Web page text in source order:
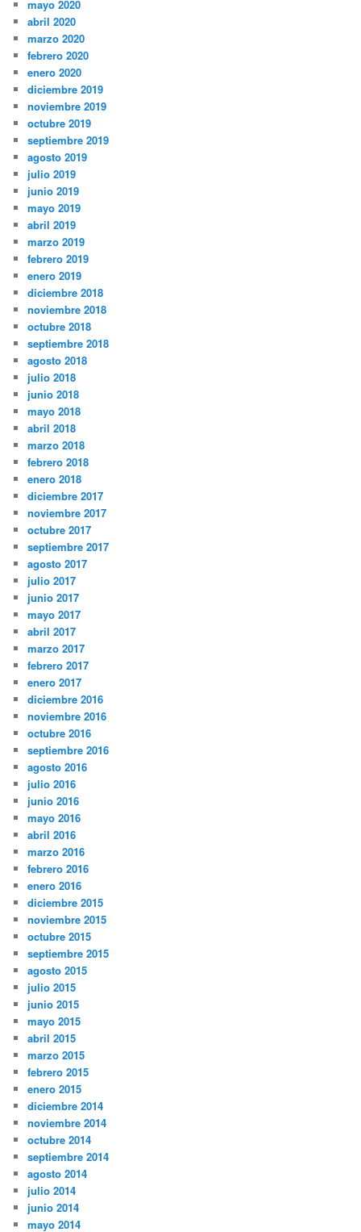
mayo 2020
abril 2020
marzo 2020
febrero 2020
enero 2020
diciembre 2019
noviembre 2019
octubre 2019
septiembre 2019
agosto 2019
julio 2019
junio 2019
mayo 2019
abril 2019
marzo 2019
febrero 2019
enero 2019
diciembre 2018
noviembre 2018
octubre 2018
septiembre 2018
agosto 2018
julio 2018
junio 2018
mayo 2018
abril 2018
marzo 2018
febrero 2018
enero 2018
diciembre 2017
noviembre 2017
octubre 2017
septiembre 2017
agosto 2017
julio 2017
junio 2017
mayo 2017
abril 2017
marzo 2017
febrero 2017
enero 2017
diciembre 2016
noviembre 2016
octubre 2016
septiembre 2016
agosto 2016
julio 2016
junio 2016
mayo 2016
abril 2016
marzo 2016
febrero 2016
enero 2016
diciembre 2015
noviembre 2015
octubre 2015
septiembre 2015
agosto 2015
julio 2015
junio 2015
mayo 2015
abril 2015
marzo 2015
febrero 2015
enero 2015
diciembre 2014
noviembre 2014
octubre 2014
septiembre 2014
agosto 2014
julio 2014
junio 2014
mayo 2014